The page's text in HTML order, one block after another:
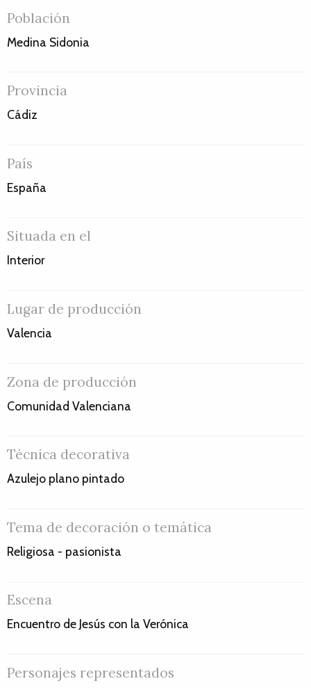
Población
Medina Sidonia
Provincia
Cádiz
País
España
Situada en el
Interior
Lugar de producción
Valencia
Zona de producción
Comunidad Valenciana
Técnica decorativa
Azulejo plano pintado
Tema de decoración o temática
Religiosa - pasionista
Escena
Encuentro de Jesús con la Verónica
Personajes representados